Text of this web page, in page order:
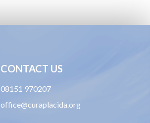
CONTACT US
08151 970207
office@curaplacida.org